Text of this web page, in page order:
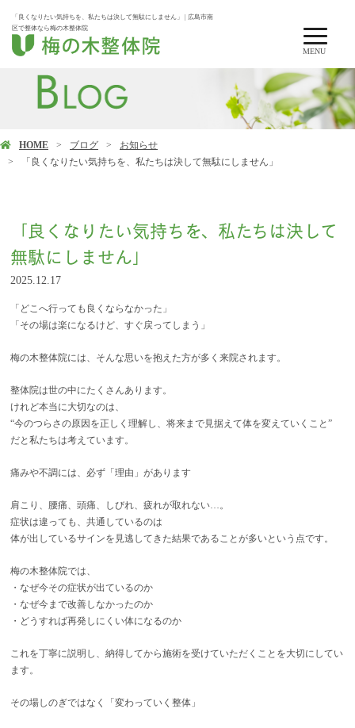
MENU
「良くなりたい気持ちを、私たちは決して無駄にしません」 | 広島市南
区で整体なら梅の木整体院
HOME ブログ
お知らせ
「良くなりたい気持ちを、私たちは決して無駄にしません」
「良くなりたい気持ちを、私たちは決して
無駄にしません」
2025.12.17
「どこへ行っても良くならなかった」
「その場は楽になるけど、すぐ戻ってしまう」
梅の木整体院には、そんな思いを抱えた方が多く来院されます。
整体院は世の中にたくさんあります。
けれど本当に大切なのは、
“今のつらさの原因を正しく理解し、将来まで見据えて体を変えていくこと”
だと私たちは考えています。
痛みや不調には、必ず「理由」があります
肩こり、腰痛、頭痛、しびれ、疲れが取れない…。
症状は違っても、共通しているのは
体が出しているサインを見逃してきた結果であることが多いという点です。
梅の木整体院では、
・なぜ今その症状が出ているのか
・なぜ今まで改善しなかったのか
・どうすれば再発しにくい体になるのか
これを丁寧に説明し、納得してから施術を受けていただくことを大切にしてい
ます。
その場しのぎではなく「変わっていく整体」